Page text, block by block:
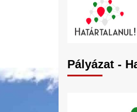
Pályázat -